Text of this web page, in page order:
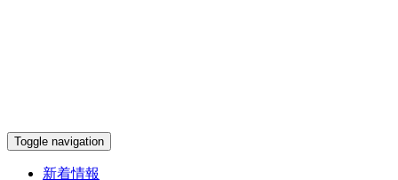
Toggle navigation
新着情報